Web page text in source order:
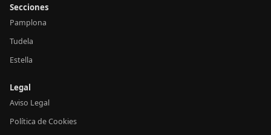
Secciones
Pamplona
Tudela
Estella
Legal
Aviso Legal
Política de Cookies